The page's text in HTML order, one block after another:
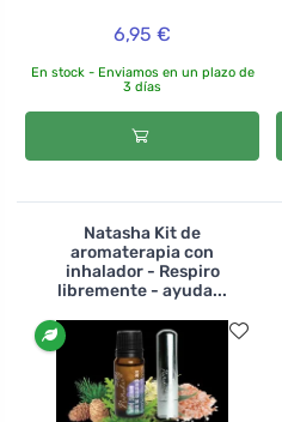
6,95 €
En stock - Enviamos en un plazo de
3 días
Natasha Kit de
aromaterapia con
inhalador - Respiro
libremente - ayuda...